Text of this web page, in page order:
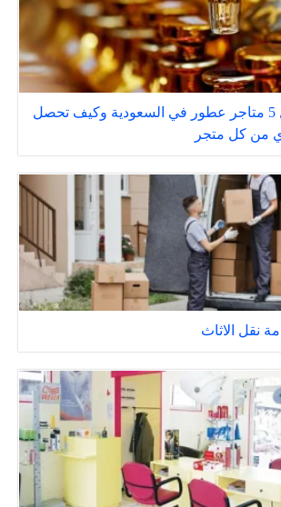
مقارنة بين أفضل 5 متاجر عطور في السعودية وكيف تحصل
كل متجر
نقل الاثاث